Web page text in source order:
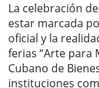
La celebración
estar marcada
oficial y la
ferias “Arte para
Cubano de
instituciones